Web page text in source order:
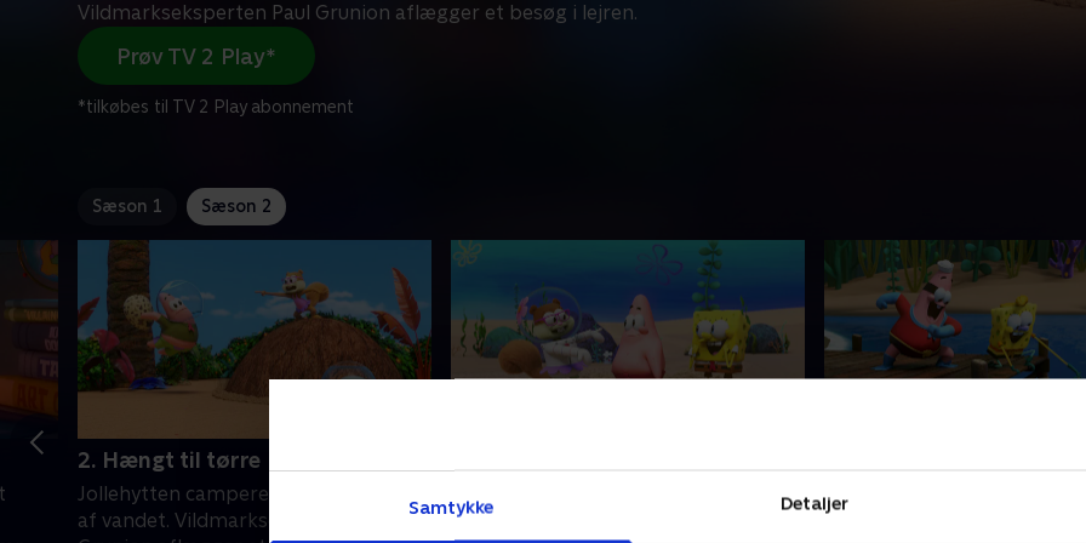
Samtykke Detaljer
Vildmarkseksperten Paul Grunion aflægger et besøg i lejren.
Prøv TV 2 Play*
*tilkøbes til TV 2 Play abonnement
Sæson 1 Sæson 2
2. Hængt til tørre
Jollehytten camperer natten over ude
af vandet. Vildmarkseksperten Paul
lejrvennerne. Rea og Roh lærer at
Tingene kommer ud af
Sandy reagerer vildt over en